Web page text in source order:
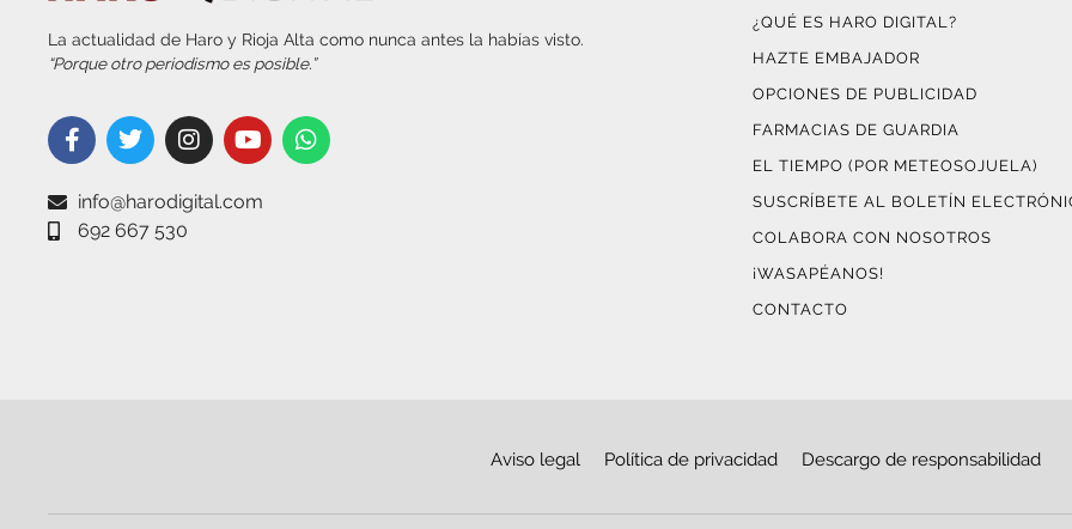
La actualidad de Haro y Rioja Alta como nunca antes la habías visto.
“Porque otro periodismo es posible.”
info@harodigital.com
692 667 530
¿QUÉ ES HARO DIGITAL?
HAZTE EMBAJADOR
OPCIONES DE PUBLICIDAD
FARMACIAS DE GUARDIA
EL TIEMPO (POR METEOSOJUELA)
SUSCRÍBETE AL BOLETÍN
COLABORA CON NOSOTROS
¡WASAPÉANOS!
CONTACTO
Aviso legal Política de privacidad Descargo de responsabilidad